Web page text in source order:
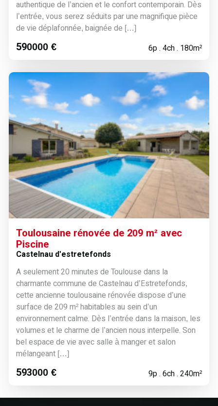
authentique de l’ancien et le confort contemporain. Dès
l’entrée, vous serez séduits par une magnifique pièce
de vie déplafonnée, baignée de […]
590000 € 6p . 4ch . 180m²
Toulousaine rénovée de 209 m² avec
Piscine
Castelnau d'estretefonds
A seulement 20 minutes de Toulouse dans la
charmante commune de Castelnau d’Estretefonds,
cette ancienne toulousaine rénovée dispose d’une
surface de 209 m² habitables au sein d’un
environnement calme. Dès l’entrée dans la maison, les
volumes et le charme de l’ancien nous interpelle. Son
bel espace de vie avec salle à manger et salon
mélangeant […]
593000 € 9p . 6ch . 240m²